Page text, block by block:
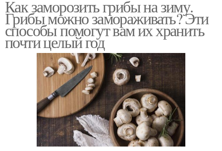
Как заморозить грибы на зиму.
Грибы можно замораживать? Эти
способы помогут вам их хранить
почти целый год